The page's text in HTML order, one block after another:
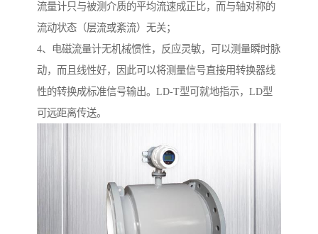
流量计只与被测介质的平均流速成正比，而与轴对称的
流动状态（层流或紊流）无关；
4、电磁流量计无机械惯性，反应灵敏，可以测量瞬时脉
动，而且线性好，因此可以将测量信号直接用转换器线
性的转换成标准信号输出。LD-T型可就地指示，LD型
可远距离传送。